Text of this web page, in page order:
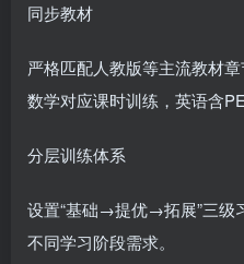
同步教材‌
严格匹配人教版等主流教材
数学对应课时训练，英语含
分层训练体系‌
设置“基础→提优→拓展”三级
不同学习阶段需求。